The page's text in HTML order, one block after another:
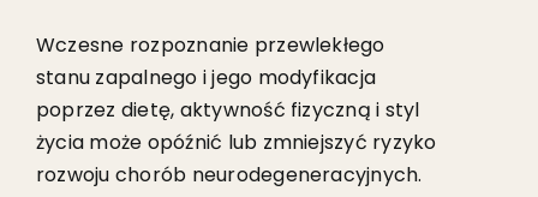
Wczesne rozpoznanie przewlekłego
stanu zapalnego i jego modyfikacja
poprzez dietę, aktywność fizyczną i styl
życia może opóźnić lub zmniejszyć ryzyko
rozwoju chorób neurodegeneracyjnych.